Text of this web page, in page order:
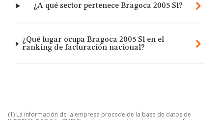
¿A qué sector pertenece Bragoca 2005 Sl?
¿Qué lugar ocupa Bragoca 2005 Sl en el
ranking de facturación nacional?
(1) La información de la empresa procede de la base de datos de